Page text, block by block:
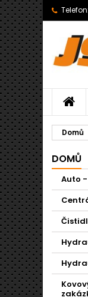
Telefon:
Domů
DOMŮ
Auto